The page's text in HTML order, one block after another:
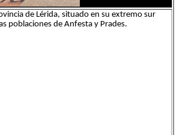
de Lérida, situado en su extremo sur
poblaciones de Anfesta y Prades.